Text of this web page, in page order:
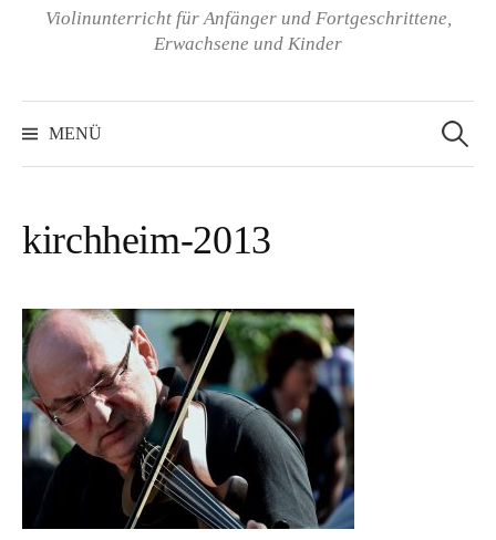
Violinunterricht für Anfänger und Fortgeschrittene,
Erwachsene und Kinder
MENÜ
nach:
kirchheim-2013